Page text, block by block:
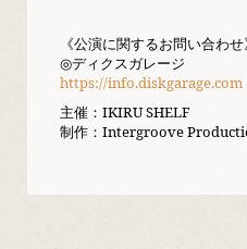
《公演に関するお問い合わせ
◎ディクスガレージ
https://info.diskgarage.com
主催：IKIRU SHELF
制作：Intergroove